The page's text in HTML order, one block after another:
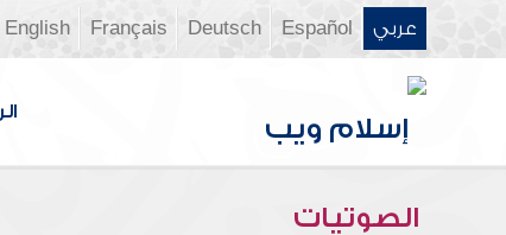
عربي Español
Deutsch
Français
English
الصوتيات